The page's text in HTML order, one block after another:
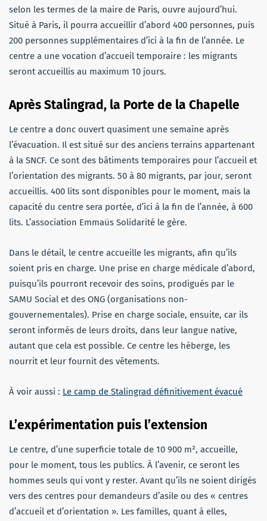
selon les termes de la maire de Paris, ouvre aujourd’hui.
Situé à Paris, il pourra accueillir d’abord 400 personnes, puis
200 personnes supplémentaires d’ici à la fin de l’année. Le
centre a une vocation d’accueil temporaire : les migrants
seront accueillis au maximum 10 jours.
Après Stalingrad, la Porte de la Chapelle
Le centre a donc ouvert quasiment une semaine après
l’évacuation. Il est situé sur des anciens terrains appartenant
à la SNCF. Ce sont des bâtiments temporaires pour l’accueil et
l’orientation des migrants. 50 à 80 migrants, par jour, seront
accueillis. 400 lits sont disponibles pour le moment, mais la
capacité du centre sera portée, d’ici à la fin de l’année, à 600
lits. L’association Emmaüs Solidarité le gère.
Dans le détail, le centre accueille les migrants, afin qu’ils
soient pris en charge. Une prise en charge médicale d’abord,
puisqu’ils pourront recevoir des soins, prodigués par le
SAMU Social et des ONG (organisations non-
gouvernementales). Prise en charge sociale, ensuite, car ils
seront informés de leurs droits, dans leur langue native,
autant que cela est possible. Ce centre les héberge, les
nourrit et leur fournit des vêtements.
À voir aussi : Le camp de Stalingrad définitivement évacué
L’expérimentation puis l’extension
Le centre, d’une superficie totale de 10 900 m², accueille,
pour le moment, tous les publics. À l’avenir, ce seront les
hommes seuls qui vont y rester. Avant qu’ils ne soient dirigés
vers des centres pour demandeurs d’asile ou des « centres
d’accueil et d’orientation ». Les familles, quant à elles,